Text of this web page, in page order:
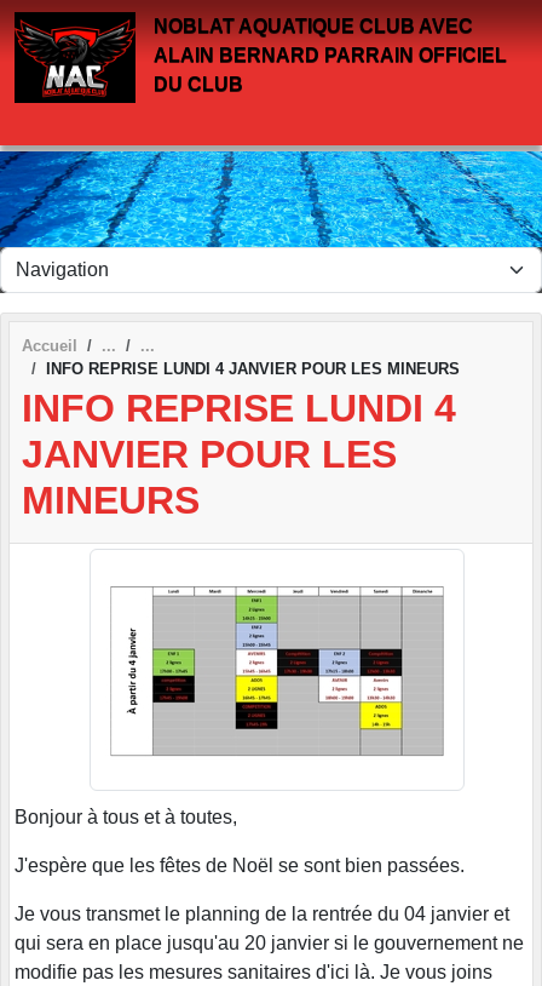
NOBLAT AQUATIQUE CLUB AVEC
ALAIN BERNARD PARRAIN OFFICIEL
DU CLUB
Accueil
INFO REPRISE LUNDI 4 JANVIER POUR LES MINEURS
INFO REPRISE LUNDI 4
JANVIER POUR LES
MINEURS
Bonjour à tous et à toutes,
J'espère que les fêtes de Noël se sont bien passées.
Je vous transmet le planning de la rentrée du 04 janvier et
qui sera en place jusqu'au 20 janvier si le gouvernement ne
modifie pas les mesures sanitaires d'ici là. Je vous joins
Panneau de gestion des cookies